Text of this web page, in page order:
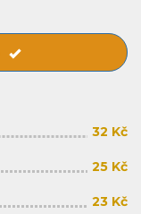
32 Kč
25 Kč
23 Kč